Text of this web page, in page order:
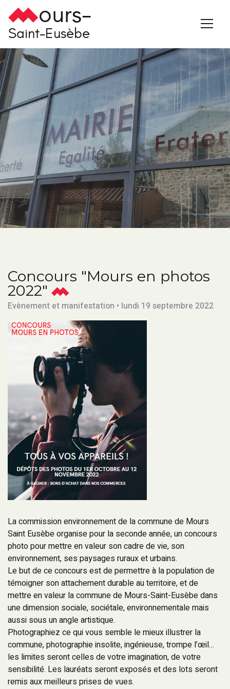
ours-
Saint-Eusèbe
Concours "Mours en photos
2022"
Evènement et manifestation • lundi 19 septembre 2022
La commission environnement de la commune de Mours
Saint Eusèbe organise pour la seconde année, un concours
photo pour mettre en valeur son cadre de vie, son
environnement, ses paysages ruraux et urbains.
Le but de ce concours est de permettre à la population de
témoigner son attachement durable au territoire, et de
mettre en valeur la commune de Mours-Saint-Eusèbe dans
une dimension sociale, sociétale, environnementale mais
aussi sous un angle artistique.
Photographiez ce qui vous semble le mieux illustrer la
commune, photographie insolite, ingénieuse, trompe l’œil…
les limites seront celles de votre imagination, de votre
sensibilité. Les lauréats seront exposés et des lots seront
remis aux meilleurs prises de vues.